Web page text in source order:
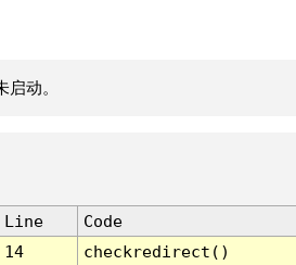
动。
Line
Code
14
checkredirect()